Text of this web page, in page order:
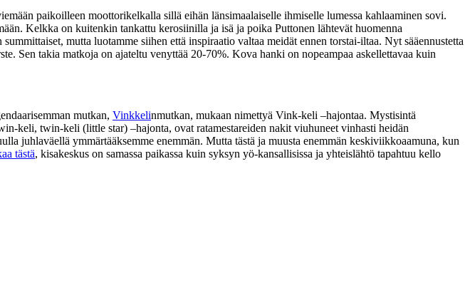
paikoilleen moottorikelkalla sillä eihän länsimaalaiselle ihmiselle lumessa kahlaaminen sovi.
Kelkka on kuitenkin tankattu kerosiinilla ja isä ja poika Puttonen lähtevät huomenna
mutta luotamme siihen että inspiraatio valtaa meidät ennen torstai-iltaa. Nyt sääennustetta
Sen takia matkoja on ajateltu venyttää 20-70%. Kova hanki on nopeampaa askellettavaa kuin
mutkan, Vinkkelinmutkan, mukaan nimettyä Vink-keli –hajontaa. Mystisintä
keli, twin-keli (little star) –hajonta, ovat ratamestareiden nakit viuhuneet vinhasti heidän
juhlaväellä ymmärtääksemme enemmän. Mutta tästä ja muusta enemmän keskiviikkoaamuna, kun
tästä, kisakeskus on samassa paikassa kuin syksyn yö-kansallisissa ja yhteislähtö tapahtuu kello